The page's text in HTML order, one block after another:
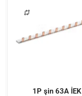
1P şin 63A İEK